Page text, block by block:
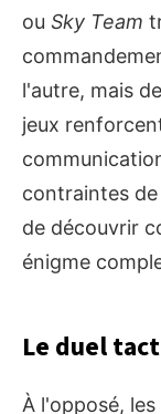
ou Sky Team
l'autre, mais de
jeux
contraintes
de découvrir
énigme
Le duel
À l'opposé,